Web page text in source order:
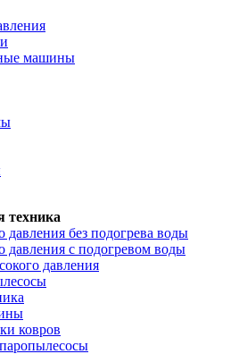
машины
техника
без подогрева воды
давления с подогревом воды
давления
ковров